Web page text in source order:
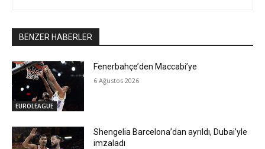
BENZER HABERLER
EUROLEAGUE
Fenerbahçe’den Maccabi’ye
6 Ağustos 2026
Shengelia Barcelona’dan ayrıldı, Dubai’yle
imzaladı